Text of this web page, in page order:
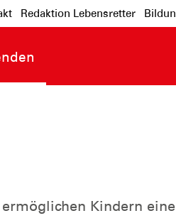
Redaktion Lebensretter
Kindern